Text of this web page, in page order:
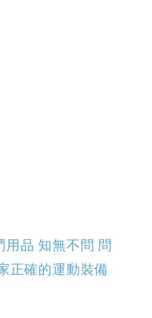
用品 知無不問 問
正確的運動裝備